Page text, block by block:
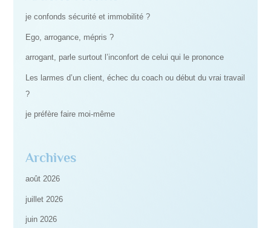
je confonds sécurité et immobilité ?
Ego, arrogance, mépris ?
arrogant, parle surtout l’inconfort de celui qui le prononce
Les larmes d’un client, échec du coach ou début du vrai travail
?
je préfère faire moi-même
Archives
août 2026
juillet 2026
juin 2026